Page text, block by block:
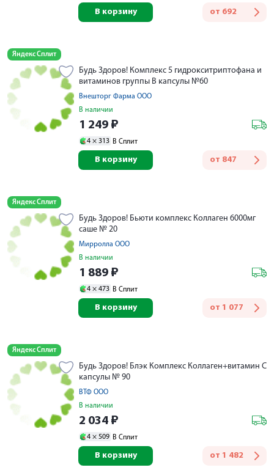
от 692
В корзину
Яндекс Сплит
Будь Здоров! Комплекс 5 гидрокситриптофана и
витаминов группы В капсулы №60
Внешторг Фарма ООО
В наличии
1 249 ₽
4 × 313 В Сплит
от 847
В корзину
Яндекс Сплит
Будь Здоров! Бьюти комплекс Коллаген 6000мг
саше № 20
Мирролла ООО
В наличии
1 889 ₽
4 × 473 В Сплит
от 1 077
В корзину
Яндекс Сплит
Будь Здоров! Блэк Комплекс Коллаген+витамин С
капсулы № 90
ВТФ ООО
В наличии
2 034 ₽
4 × 509 В Сплит
от 1 482
В корзину